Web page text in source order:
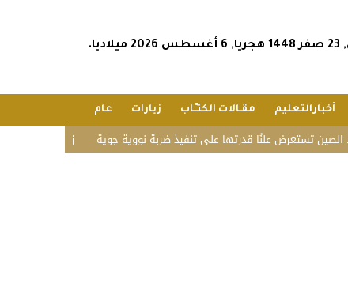
أخبارالتعليم مقـالات الكتـّـاب زيارات عام
«زاتكا» تدعو المنشآت لتقديم علنًا قدرتها على تنفيذ ضربة نووية جوية